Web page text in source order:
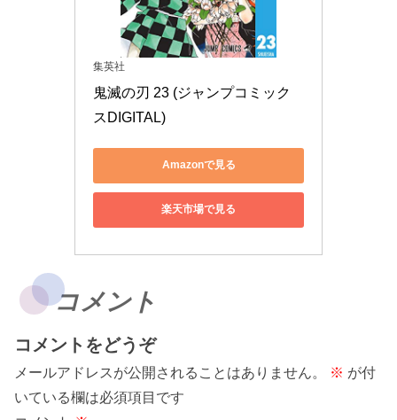
集英社
鬼滅の刃 23 (ジャンプコミック
スDIGITAL)
Amazonで見る
楽天市場で見る
コメント
コメントをどうぞ
メールアドレスが公開されることはありません。 ※ が付
いている欄は必須項目です